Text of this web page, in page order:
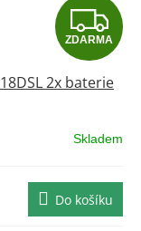
Z
D
A
R
M
A
ZDARMA
2x baterie
Skladem
Do košíku